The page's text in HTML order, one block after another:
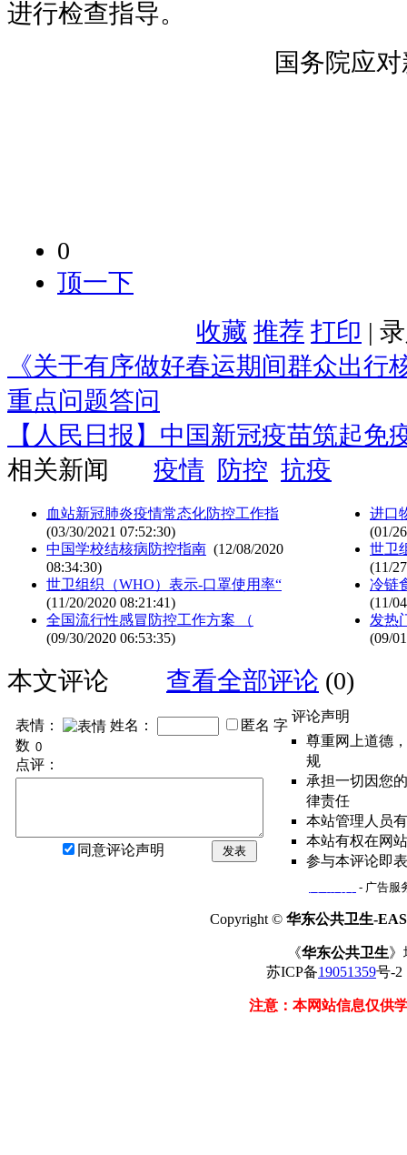
进行检查指导。
国务院应
0
顶一下
收藏 推荐 打印 |
《关于有序做好春运期间群众出行
重点问题答问
【人民日报】中国新冠疫苗筑起免
相关新闻
疫情 防控 抗疫
血站新冠肺炎疫情常态化防控工作指
(03/30/2021 07:52:30)
中国学校结核病防控指南 (12/08/2020
08:34:30)
世卫组织（WHO）表示-口罩使用率“
(11/20/2020 08:21:41)
全国流行性感冒防控工作方案 （
(09/30/2020 06:53:35)
进口
(01/
世卫
(11/
冷链
(11/
发热
(09/
本文评论 查看全部评论 (0)
表情： 姓名： 匿名 字
数
点评：
同意评论声明 发表
评论声明
尊重网上道德
规
承担一切因您
律责任
本站管理人员
本站有权在网
参与本评论即
- 广告服
Copyright © 华东公共卫生-
《华东公共卫生》
苏ICP备19051359号-
注意：本网站信息仅供